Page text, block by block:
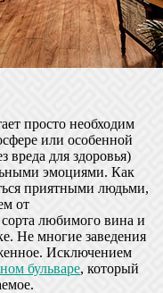
просто необходим
или особенной
вреда для здоровья)
эмоциями. Как
приятными людьми,
от
любимого вина и
Не многие заведения
Исключением
бульваре, который